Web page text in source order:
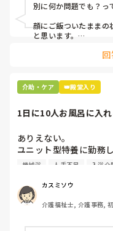
援者の判断で終わらせ
って給付制限を厳しく
の文化的な生活を奪う
別に何か問題でも？っ
顔にご飯ついたままの
と思います。
私お風呂専属でバイ
あーやってくれなかっ
んなことすら、やらな
介助・ケア 👑殿堂入り
1日に10人お風呂に入
ありえない。
ユニット型特養に勤務
人手不足で入浴のない
午前中に5人、午後か
いとのことです。
ここはほぼ全員寝たき
機械浴 人手不足 入浴介
カスミソウ
介護福祉士, 介護事務,